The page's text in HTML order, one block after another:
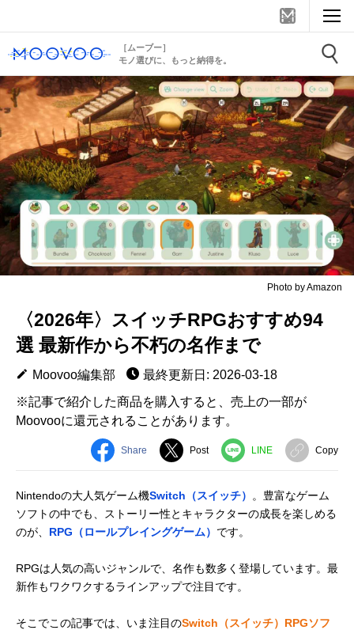
［ムーブー］
モノ選びに、もっと納得を。
Photo by Amazon
〈2026年〉スイッチRPGおすすめ94
選 最新作から不朽の名作まで
Moovoo編集部
最終更新日: 2026-03-18
※記事で紹介した商品を購入すると、売上の一部が
Moovooに還元されることがあります。
Share Post LINE Copy
Nintendoの大人気ゲーム機Switch（スイッチ）
。豊富なゲーム
ソフトの中でも、ストーリー性とキャラクターの成長を楽しめる
のが、 RPG（ロールプレイングゲーム） です。
RPGは人気の高いジャンルで、名作も数多く登場しています。最
新作もワクワクするラインアップで注目です。
そこでこの記事では、いま注目のSwitch（スイッチ）RPGソフ